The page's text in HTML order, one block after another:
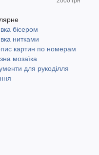
бісером
нитками
картин по номерам
мозаїка
для рукоділля